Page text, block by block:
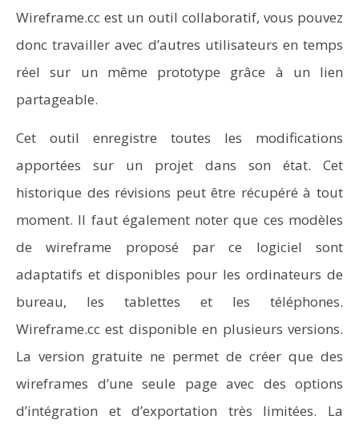
Wireframe.cc est un outil collaboratif, vous pouvez
donc travailler avec d’autres utilisateurs en temps
réel sur un même prototype grâce à un lien
partageable.
Cet outil enregistre toutes les modifications
apportées sur un projet dans son état. Cet
historique des révisions peut être récupéré à tout
moment. Il faut également noter que ces modèles
de wireframe proposé par ce logiciel sont
adaptatifs et disponibles pour les ordinateurs de
bureau, les tablettes et les téléphones.
Wireframe.cc est disponible en plusieurs versions.
La version gratuite ne permet de créer que des
wireframes d’une seule page avec des options
d’intégration et d’exportation très limitées. La